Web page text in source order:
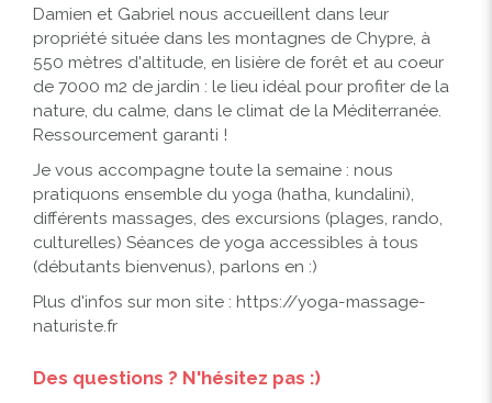
Damien et Gabriel nous accueillent dans leur
propriété située dans les montagnes de Chypre, à
550 mètres d'altitude, en lisière de forêt et au coeur
de 7000 m2 de jardin : le lieu idéal pour profiter de la
nature, du calme, dans le climat de la Méditerranée.
Ressourcement garanti !
Je vous accompagne toute la semaine : nous
pratiquons ensemble du yoga (hatha, kundalini),
différents massages, des excursions (plages, rando,
culturelles) Séances de yoga accessibles à tous
(débutants bienvenus), parlons en :)
Plus d'infos sur mon site : https://yoga-massage-
naturiste.fr
Des questions ? N'hésitez pas :)